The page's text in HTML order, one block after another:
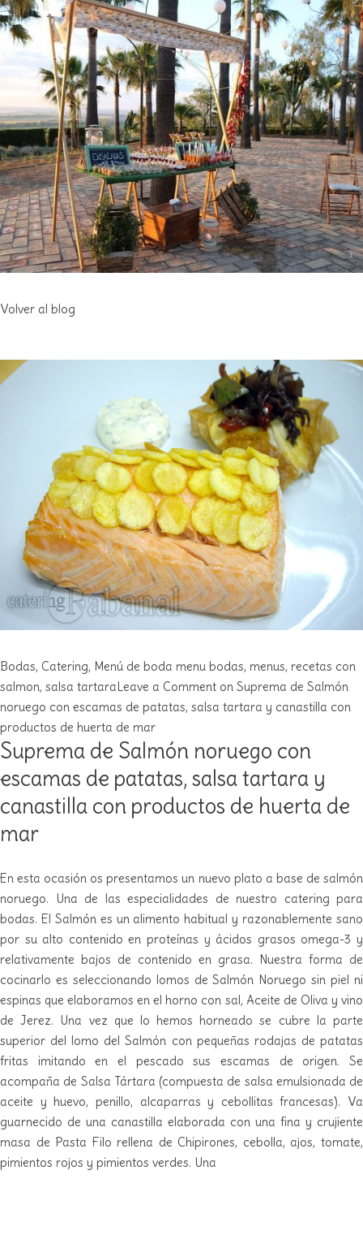
Volver al blog
Bodas, Catering, Menú de boda menu bodas, menus, recetas con
salmon, salsa tartaraLeave a Comment on Suprema de Salmón
noruego con escamas de patatas, salsa tartara y canastilla con
productos de huerta de mar
Suprema de Salmón noruego con
escamas de patatas, salsa tartara y
canastilla con productos de huerta de
mar
En esta ocasión os presentamos un nuevo plato a base de salmón
noruego. Una de las especialidades de nuestro catering para
bodas. El Salmón es un alimento habitual y razonablemente sano
por su alto contenido en proteínas y ácidos grasos omega-3 y
relativamente bajos de contenido en grasa. Nuestra forma de
cocinarlo es seleccionando lomos de Salmón Noruego sin piel ni
espinas que elaboramos en el horno con sal, Aceite de Oliva y vino
de Jerez. Una vez que lo hemos horneado se cubre la parte
superior del lomo del Salmón con pequeñas rodajas de patatas
fritas imitando en el pescado sus escamas de origen. Se
acompaña de Salsa Tártara (compuesta de salsa emulsionada de
aceite y huevo, penillo, alcaparras y cebollitas francesas). Va
guarnecido de una canastilla elaborada con una fina y crujiente
masa de Pasta Filo rellena de Chipirones, cebolla, ajos, tomate,
pimientos rojos y pimientos verdes. Una